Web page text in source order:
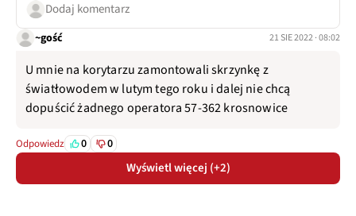
Dodaj komentarz
~gość 21 SIE 2022 · 08:02
U mnie na korytarzu zamontowali skrzynkę z
światłowodem w lutym tego roku i dalej nie chcą
dopuścić żadnego operatora 57-362 krosnowice
Odpowiedz 0 0
Wyświetl więcej (+2)